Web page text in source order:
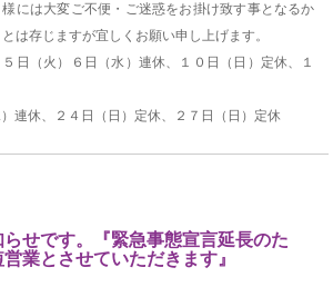
様には大変ご不便・ご迷惑をお掛け致す事となるか
とは存じますが宜しくお願い申し上げます。
５日（火）６日（水）連休、１０日（日）定休、１
連休、２４日（日）定休、２７日（日）定休
らせです。『緊急事態宣言延長のた
業とさせていただきます』